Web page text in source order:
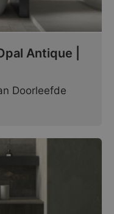
Antique |
Doorleefde